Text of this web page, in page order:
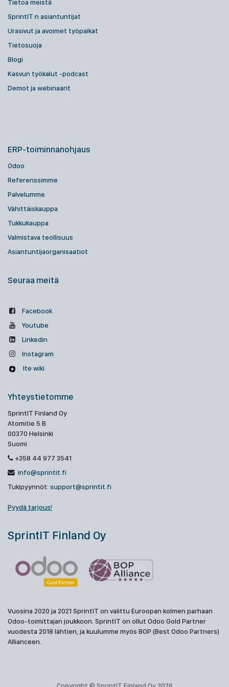
Tietoa meistä
SprintIT:n asiantuntijat
Urasivut ja avoimet työpaikat
Tietosuoja
Blogi
Kasvun työkalut -podcast
Demot ja webinaarit
ERP-toiminnanohjaus
Odoo
Referenssimme
Palvelumme
Vähittäiskauppa
Tukkukauppa
Valmistava teollisuus
Asiantuntijaorganisaatiot
Seuraa meitä
Facebook
Youtube
Linkedin
Instagram
Ite wiki
Yhteystietomme
SprintIT Finland Oy
Atomitie 5 B
00370 Helsinki
Suomi
+358 44 977 3541
info@sprintit.fi
Tukipyynnöt: support@sprintit.fi
Pyydä tarjous!
SprintIT Finland Oy
Vuosina 2020 ja 2021 SprintIT on valittu Euroopan kolmen parhaan
Odoo-toimittajan joukkoon. SprintIT on ollut Odoo Gold Partner
vuodesta 2018 lähtien, ja kuulumme myös BOP (Best Odoo Partners)
Allianceen.
Copyright © SprintIT Finland Oy 2026